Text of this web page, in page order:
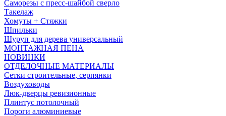
Саморезы с пресс-шайбой сверло
Такелаж
Хомуты + Стяжки
Шпильки
Шуруп для дерева универсальный
МОНТАЖНАЯ ПЕНА
НОВИНКИ
ОТДЕЛОЧНЫЕ МАТЕРИАЛЫ
Сетки строительные, серпянки
Воздуховоды
Люк-дверцы ревизионные
Плинтус потолочный
Пороги алюминиевые